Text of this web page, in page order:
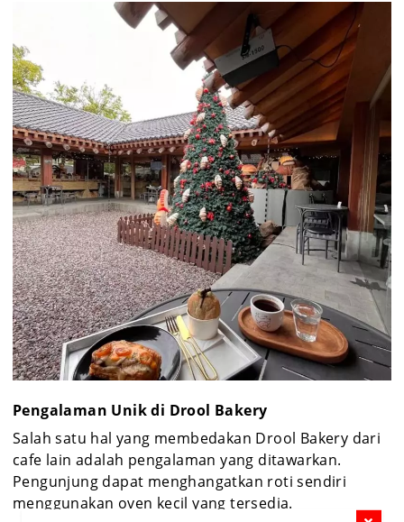
Pengalaman Unik di Drool Bakery
Salah satu hal yang membedakan Drool Bakery dari
cafe lain adalah pengalaman yang ditawarkan.
Pengunjung dapat menghangatkan roti sendiri
menggunakan oven kecil yang tersedia.